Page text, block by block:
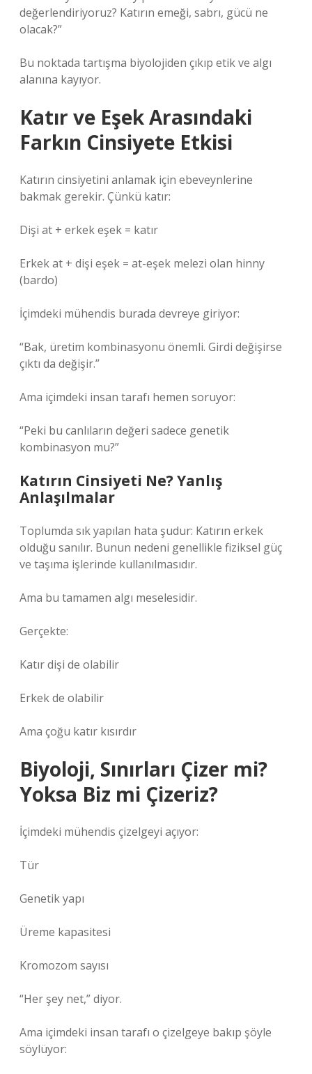
değerlendiriyoruz? Katırın emeği, sabrı, gücü ne
olacak?”
Bu noktada tartışma biyolojiden çıkıp etik ve algı
alanına kayıyor.
Katır ve Eşek Arasındaki
Farkın Cinsiyete Etkisi
Katırın cinsiyetini anlamak için ebeveynlerine
bakmak gerekir. Çünkü katır:
Dişi at + erkek eşek = katır
Erkek at + dişi eşek = at-eşek melezi olan hinny
(bardo)
İçimdeki mühendis burada devreye giriyor:
“Bak, üretim kombinasyonu önemli. Girdi değişirse
çıktı da değişir.”
Ama içimdeki insan tarafı hemen soruyor:
“Peki bu canlıların değeri sadece genetik
kombinasyon mu?”
Katırın Cinsiyeti Ne? Yanlış
Anlaşılmalar
Toplumda sık yapılan hata şudur: Katırın erkek
olduğu sanılır. Bunun nedeni genellikle fiziksel güç
ve taşıma işlerinde kullanılmasıdır.
Ama bu tamamen algı meselesidir.
Gerçekte:
Katır dişi de olabilir
Erkek de olabilir
Ama çoğu katır kısırdır
Biyoloji, Sınırları Çizer mi?
Yoksa Biz mi Çizeriz?
İçimdeki mühendis çizelgeyi açıyor:
Tür
Genetik yapı
Üreme kapasitesi
Kromozom sayısı
“Her şey net,” diyor.
Ama içimdeki insan tarafı o çizelgeye bakıp şöyle
söylüyor: